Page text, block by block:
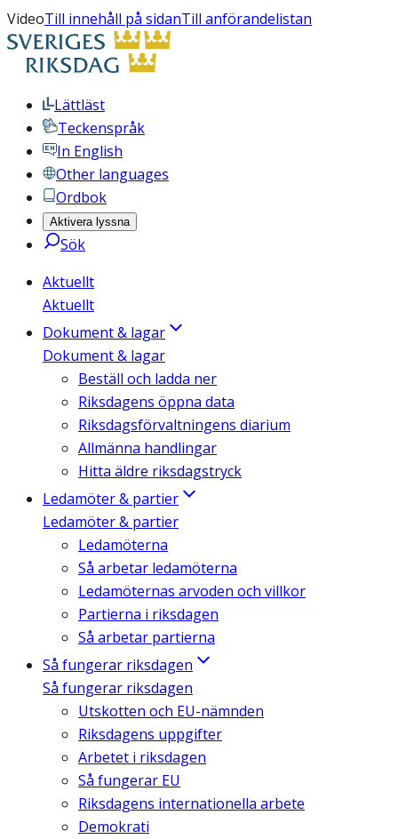
VideoTill innehåll på sidanTill anförandelistan
Lättläst
Teckenspråk
In English
Other languages
Ordbok
Aktivera lyssna
Sök
Aktuellt
Aktuellt
Dokument & lagar
Dokument & lagar
Beställ och ladda ner
Riksdagens öppna data
Riksdagsförvaltningens diarium
Allmänna handlingar
Hitta äldre riksdagstryck
Ledamöter & partier
Ledamöter & partier
Ledamöterna
Så arbetar ledamöterna
Ledamöternas arvoden och villkor
Partierna i riksdagen
Så arbetar partierna
Så fungerar riksdagen
Så fungerar riksdagen
Utskotten och EU-nämnden
Riksdagens uppgifter
Arbetet i riksdagen
Så fungerar EU
Riksdagens internationella arbete
Demokrati